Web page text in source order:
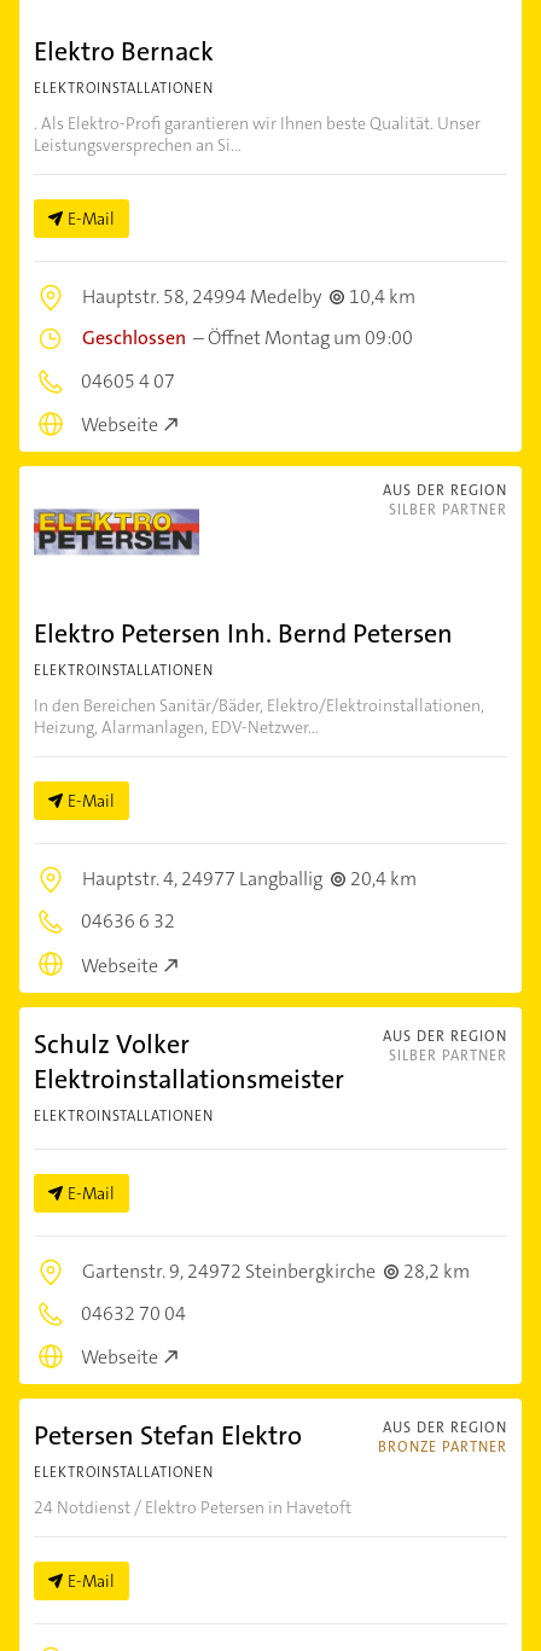
Elektro Bernack
ELEKTROINSTALLATIONEN
. Als Elektro-Profi garantieren wir Ihnen beste Qualität. Unser
Leistungsversprechen an Si...
E-Mail
Hauptstr. 58,24994 Medelby
10,4 km
Geschlossen –Öffnet Montag um 09:00
04605 4 07
Webseite
AUS DER REGION
SILBER PARTNER
Elektro Petersen Inh. Bernd Petersen
ELEKTROINSTALLATIONEN
In den Bereichen Sanitär/Bäder, Elektro/Elektroinstallationen,
Heizung, Alarmanlagen, EDV-Netzwer...
E-Mail
Hauptstr. 4,24977 Langballig
20,4 km
04636 6 32
Webseite
AUS DER REGION
SILBER PARTNER
Schulz Volker
Elektroinstallationsmeister
ELEKTROINSTALLATIONEN
E-Mail
Gartenstr. 9,24972 Steinbergkirche
28,2 km
04632 70 04
Webseite
AUS DER REGION
BRONZE PARTNER
Petersen Stefan Elektro
ELEKTROINSTALLATIONEN
24 Notdienst / Elektro Petersen in Havetoft
E-Mail